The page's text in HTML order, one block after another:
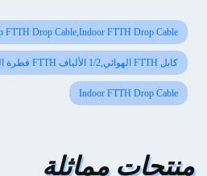
FTTH Drop Cable,Indoor FTTH Drop Cable
كابل FTTH الهوائي,1/2 الألياف FTTH قطرة الكابل,كابل إسقاط FTTH ذاتي الدعم
Indoor FTTH Drop Cable
منتجات مماثلة